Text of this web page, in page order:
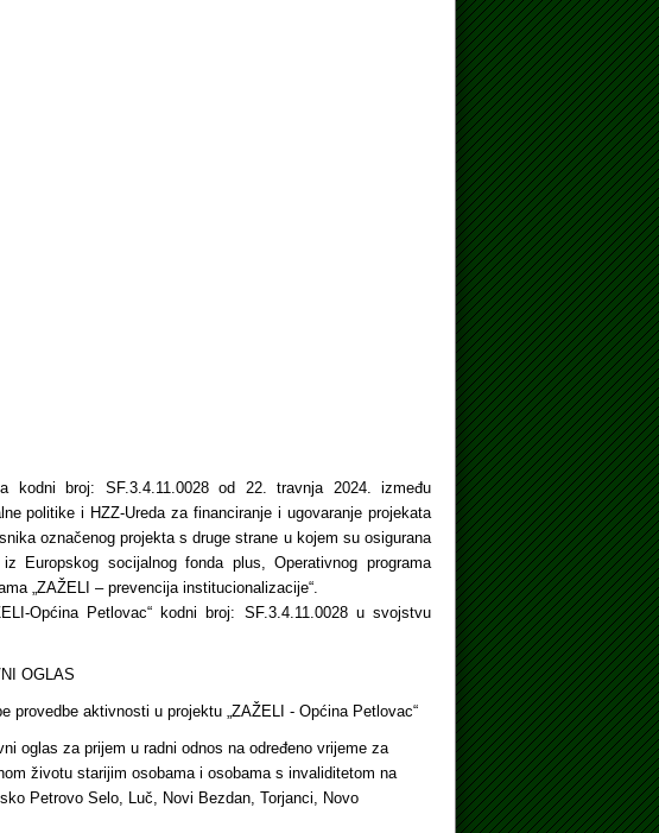
kodni broj: SF.3.4.11.0028 od 22. travnja 2024. između
politike i HZZ-Ureda za financiranje i ugovaranje projekata
označenog projekta s druge strane u kojem su osigurana
Europskog socijalnog fonda plus, Operativnog programa
„ZAŽELI – prevencija institucionalizacije“.
Općina Petlovac“ kodni broj: SF.3.4.11.0028 u svojstvu
OGLAS
provedbe aktivnosti u projektu „ZAŽELI - Općina Petlovac“
oglas za prijem u radni odnos na određeno vrijeme za
životu starijim osobama i osobama s invaliditetom na
Petrovo Selo, Luč, Novi Bezdan, Torjanci, Novo